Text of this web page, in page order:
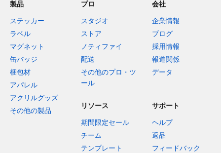
製品
ステッカー
ラベル
マグネット
缶バッジ
梱包材
アパレル
アクリルグッズ
その他の製品
プロ
スタジオ
ストア
ノティファイ
配送
その他のプロ・ツ
ール
会社
企業情報
ブログ
採用情報
報道関係
データ
リソース
期間限定セール
チーム
テンプレート
サポート
ヘルプ
返品
フィードバック